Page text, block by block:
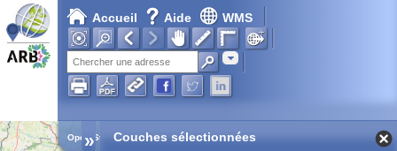
Accueil Aide WMS
Adresse
Chargement en cours...
Open Street Map
» Couches sélectionnées